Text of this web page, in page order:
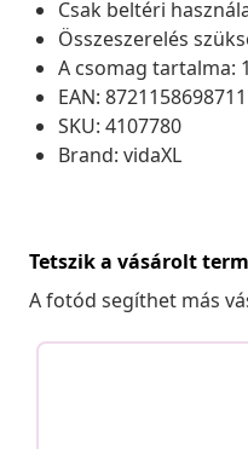
Csak beltéri
Összeszerelés
A csomag tartalma:
EAN: 8721158698711
SKU: 4107780
Brand: vidaXL
Tetszik a vásárolt
A fotód segíthet más